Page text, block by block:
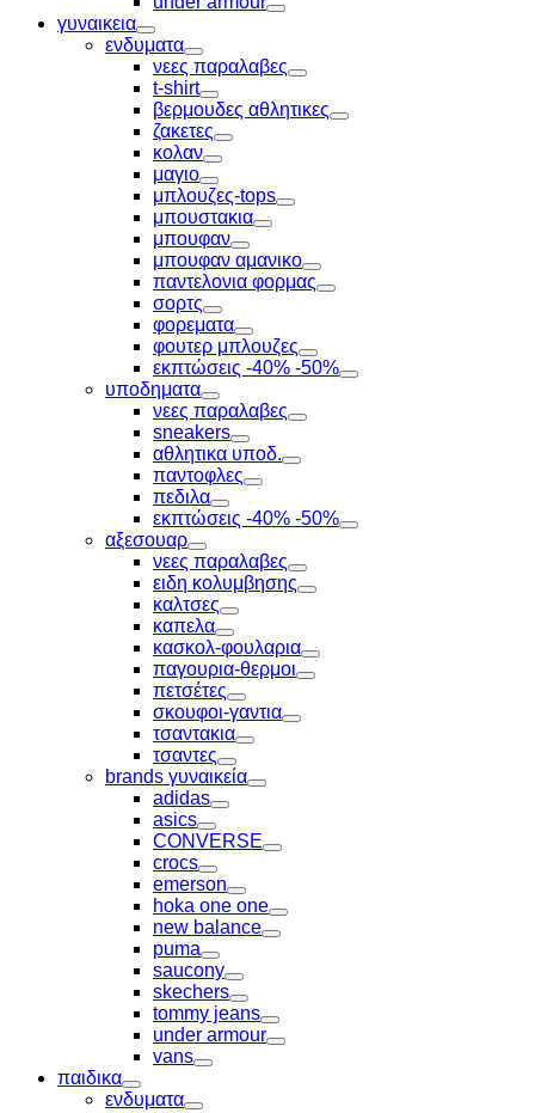
Toggle
γυναικεια
Toggle
ενδυματα
Toggle
νεες παραλαβες
Toggle
t-shirt
Toggle
βερμουδες αθλητικες
Toggle
ζακετες
Toggle
κολαν
Toggle
μαγιο
Toggle
μπλουζες-tops
Toggle
μπουστακια
Toggle
μπουφαν
Toggle
μπουφαν αμανικο
Toggle
παντελονια φορμας
Toggle
σορτς
Toggle
φορεματα
Toggle
φουτερ μπλουζες
Toggle
εκπτώσεις -40% -50%
Toggle
υποδηματα
Toggle
νεες παραλαβες
Toggle
sneakers
Toggle
αθλητικα υποδ.
Toggle
παντοφλες
Toggle
πεδιλα
Toggle
εκπτώσεις -40% -50%
Toggle
αξεσουαρ
Toggle
νεες παραλαβες
Toggle
ειδη κολυμβησης
Toggle
καλτσες
Toggle
καπελα
Toggle
κασκολ-φουλαρια
Toggle
παγουρια-θερμοι
Toggle
πετσέτες
Toggle
σκουφοι-γαντια
Toggle
τσαντακια
Toggle
τσαντες
Toggle
brands γυναικεία
Toggle
adidas
Toggle
asics
Toggle
CONVERSE
Toggle
crocs
Toggle
emerson
Toggle
hoka one one
Toggle
new balance
Toggle
puma
Toggle
saucony
Toggle
skechers
Toggle
tommy jeans
Toggle
under armour
Toggle
vans
Toggle
παιδικα
Toggle
ενδυματα